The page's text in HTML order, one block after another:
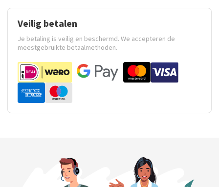
Veilig betalen
Je betaling is veilig en beschermd. We accepteren de
meestgebruikte betaalmethoden.